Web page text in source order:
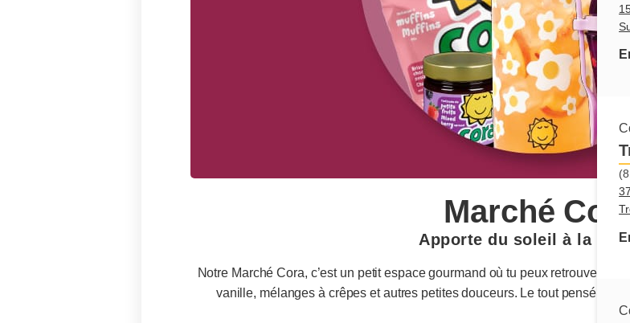
Marché
Apporte du soleil à la
Notre Marché Cora, c’est un petit espace gourmand où tu peux retrouver
vanille, mélanges à crêpes et autres petites douceurs. Le tout pensé pour